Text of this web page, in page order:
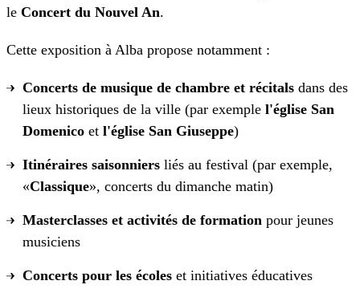
le Concert du Nouvel An.
Cette exposition à Alba propose notamment :
Concerts de musique de chambre et récitals dans des
lieux historiques de la ville (par exemple l'église San
Domenico et l'église San Giuseppe)
Itinéraires saisonniers liés au festival (par exemple,
«Classique», concerts du dimanche matin)
Masterclasses et activités de formation pour jeunes
musiciens
Concerts pour les écoles et initiatives éducatives